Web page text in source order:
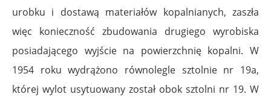
urobku i dostawą materiałów kopalnianych, zaszła
więc konieczność zbudowania drugiego wyrobiska
posiadającego wyjście na powierzchnię kopalni. W
1954 roku wydrążono równolegle sztolnie nr 19a,
której wylot usytuowany został obok sztolni nr 19. W